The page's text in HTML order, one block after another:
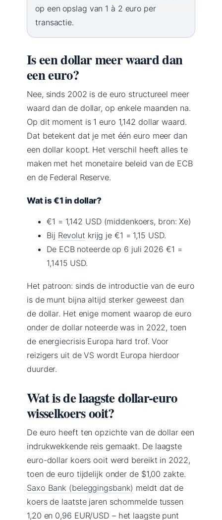
op een opslag van 1 à 2 euro per
transactie.
Is een dollar meer waard dan
een euro?
Nee, sinds 2002 is de euro structureel meer
waard dan de dollar, op enkele maanden na.
Op dit moment is 1 euro 1,142 dollar waard.
Dat betekent dat je met één euro meer dan
een dollar koopt. Het verschil heeft alles te
maken met het monetaire beleid van de ECB
en de Federal Reserve.
Wat is €1 in dollar?
€1 = 1,142 USD (middenkoers, bron: Xe)
Bij Revolut krijg je €1 = 1,15 USD.
De ECB noteerde op 6 juli 2026 €1 =
1,1415 USD.
Het patroon: sinds de introductie van de euro
is de munt bijna altijd sterker geweest dan
de dollar. Het enige moment waarop de euro
onder de dollar noteerde was in 2022, toen
de energiecrisis Europa hard trof. Voor
reizigers uit de VS wordt Europa hierdoor
duurder.
Wat is de laagste dollar-euro
wisselkoers ooit?
De euro heeft ten opzichte van de dollar een
indrukwekkende reis gemaakt. De laagste
euro-dollar koers ooit werd bereikt in 2022,
toen de euro tijdelijk onder de $1,00 zakte.
Saxo Bank (beleggingsbank) meldt dat de
koers de laatste jaren schommelde tussen
1,20 en 0,96 EUR/USD – het laagste punt